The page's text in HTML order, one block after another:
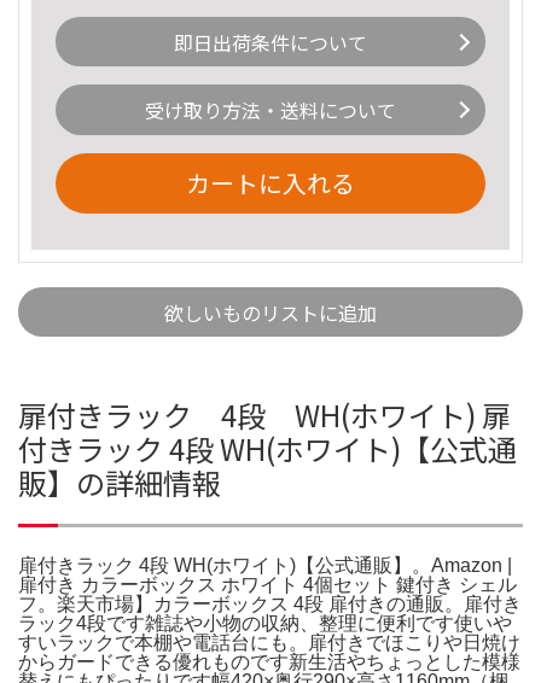
即日出荷条件について
受け取り方法・送料について
カートに入れる
欲しいものリストに追加
扉付きラック 4段 WH(ホワイト) 扉
付きラック 4段 WH(ホワイト)【公式通
販】の詳細情報
扉付きラック 4段 WH(ホワイト)【公式通販】。Amazon |
扉付き カラーボックス ホワイト 4個セット 鍵付き シェル
フ。楽天市場】カラーボックス 4段 扉付きの通販。扉付き
ラック4段です雑誌や小物の収納、整理に便利です使いや
すいラックで本棚や電話台にも。扉付きでほこりや日焼け
からガードできる優れものです新生活やちょっとした模様